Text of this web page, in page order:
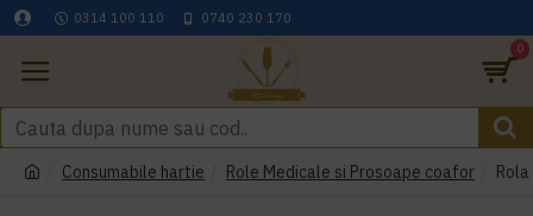
0314 100 110 0740 230 170
0
Consumabile hartie Role Medicale si Prosoape coafor